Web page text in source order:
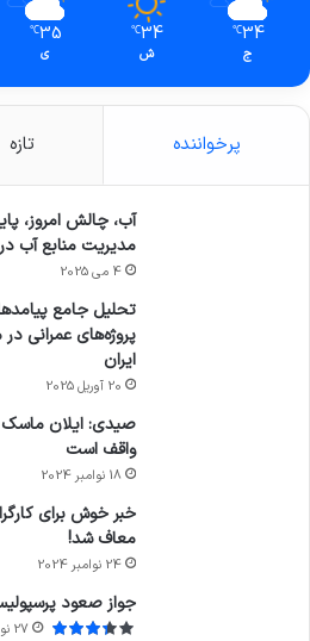
34
℃
ج
34
℃
ش
35
℃
ی
پرخواننده تازه
آب، چالش امروز،
مدیریت منابع آب
4 می 2025
تحلیل جامع
پروژه‌های
ایران
20 آوریل 2025
صیدی: ایلان ماسک
واقف است
18 نوامبر 2024
خبر خوش برای
معاف شد!
24 نوامبر 2024
جواز صعود
27 نوامبر 2023